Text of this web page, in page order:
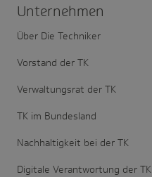
Unter­nehmen
Über Die Techniker
Vorstand der TK
Verwaltungsrat der TK
TK im Bundesland
Nachhaltigkeit bei der TK
Digitale Verantwortung der TK